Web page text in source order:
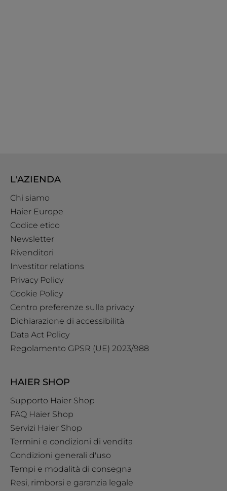
L'AZIENDA
Chi siamo
Haier Europe
Codice etico
Newsletter
Rivenditori
Investitor relations
Privacy Policy
Cookie Policy
Centro preferenze sulla privacy
Dichiarazione di accessibilità
Data Act Policy
Regolamento GPSR (UE) 2023/988
HAIER SHOP
Supporto Haier Shop
FAQ Haier Shop
Servizi Haier Shop
Termini e condizioni di vendita
Condizioni generali d'uso
Tempi e modalità di consegna
Resi, rimborsi e garanzia legale